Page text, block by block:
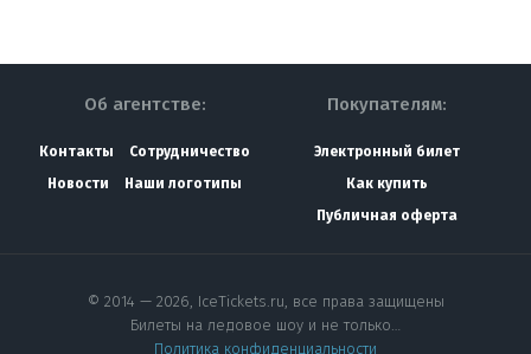
Об агентстве:
Контакты
Сотрудничество
Новости
Наши логотипы
Покупателям:
Электронный билет
Как купить
Публичная оферта
© 2014 — 2026, IceTickets.ru, все права защищены
Билеты на ледовое шоу и не только…
Политика конфиденциальности